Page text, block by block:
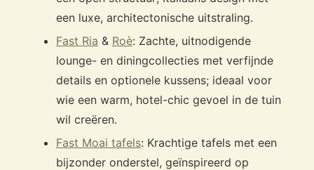
een luxe, architectonische uitstraling.
Fast Ria & Roè: Zachte, uitnodigende
lounge- en diningcollecties met verfijnde
details en optionele kussens; ideaal voor
wie een warm, hotel-chic gevoel in de tuin
wil creëren.
Fast Moai tafels: Krachtige tafels met een
bijzonder onderstel, geïnspireerd op